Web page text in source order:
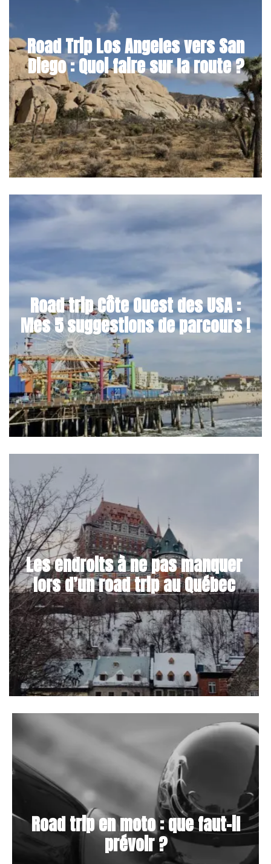
Road Trip Los Angeles vers San
Diego : Quoi faire sur la route ?
Road trip Côte Ouest des USA :
Mes 5 suggestions de parcours !
Les endroits à ne pas manquer
lors d’un road trip au Québec
Road trip en moto : que faut-il
prévoir ?